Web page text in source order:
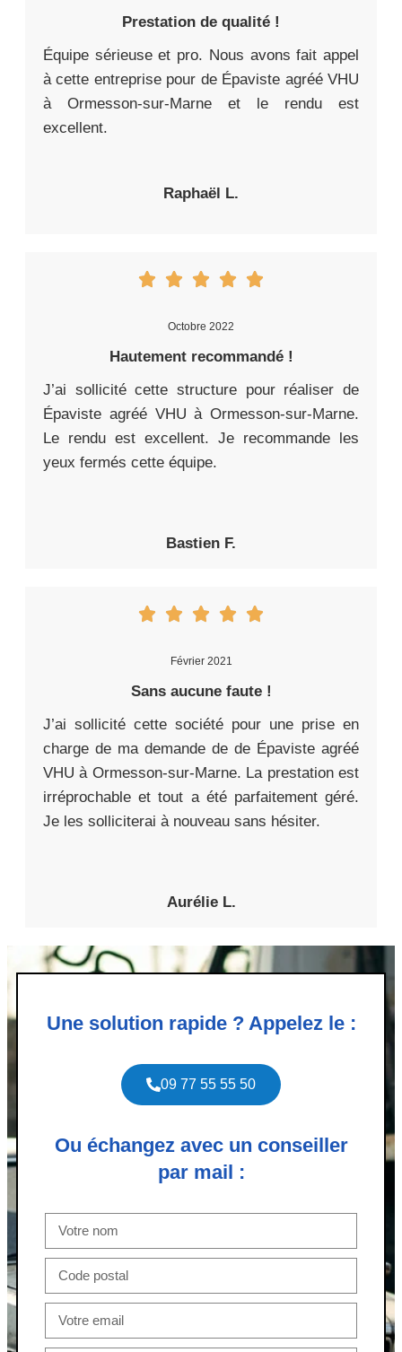
Prestation de qualité !
Équipe sérieuse et pro. Nous avons fait appel
à cette entreprise pour de Épaviste agréé VHU
à Ormesson-sur-Marne et le rendu est
excellent.
Raphaël L.
Octobre 2022
Hautement recommandé !
J’ai sollicité cette structure pour réaliser de
Épaviste agréé VHU à Ormesson-sur-Marne.
Le rendu est excellent. Je recommande les
yeux fermés cette équipe.
Bastien F.
Février 2021
Sans aucune faute !
J’ai sollicité cette société pour une prise en
charge de ma demande de de Épaviste agréé
VHU à Ormesson-sur-Marne. La prestation est
irréprochable et tout a été parfaitement géré.
Je les solliciterai à nouveau sans hésiter.
Aurélie L.
Une solution rapide ? Appelez le :
09 77 55 55 50
Ou échangez avec un conseiller
par mail :